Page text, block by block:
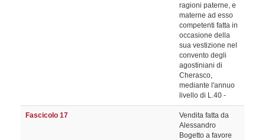
ragioni paterne, e
materne ad esso
competenti fatta in
occasione della
sua vestizione nel
convento degli
agostiniani di
Cherasco,
mediante l'annuo
livello di L.40 -
Fascicolo 17
Vendita fatta da
Alessandro
Bogetto a favore